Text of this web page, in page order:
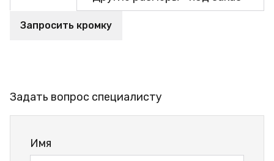
Запросить кромку
Задать вопрос специалисту
Имя